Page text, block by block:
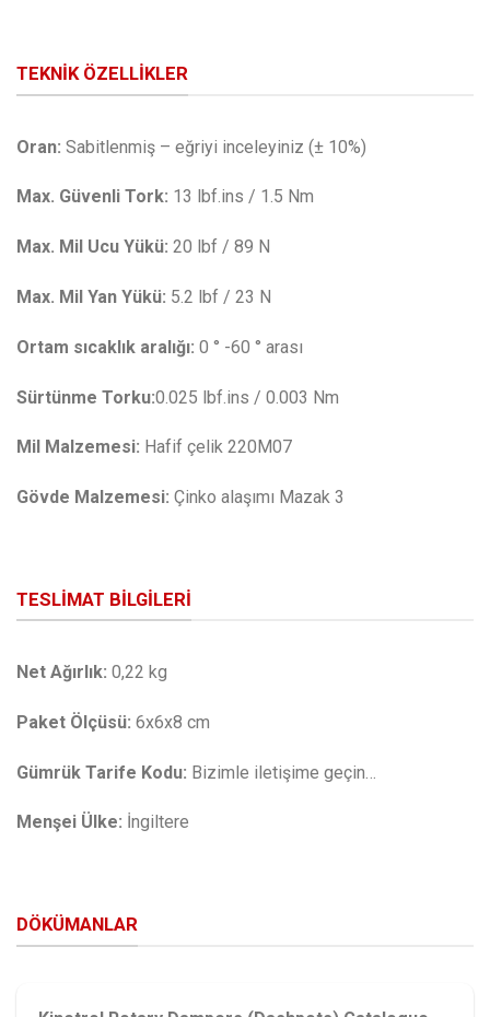
TEKNIK ÖZELLIKLER
Oran: Sabitlenmiş – eğriyi inceleyiniz (± 10%)
Max. Güvenli Tork: 13 lbf.ins / 1.5 Nm
Max. Mil Ucu Yükü: 20 lbf / 89 N
Max. Mil Yan Yükü: 5.2 lbf / 23 N
Ortam sıcaklık aralığı: 0 ° -60 ° arası
Sürtünme Torku:0.025 lbf.ins / 0.003 Nm
Mil Malzemesi: Hafif çelik 220M07
Gövde Malzemesi: Çinko alaşımı Mazak 3
TESLIMAT BILGILERI
Net Ağırlık: 0,22 kg
Paket Ölçüsü: 6x6x8 cm
Gümrük Tarife Kodu: Bizimle iletişime geçin…
Menşei Ülke: İngiltere
DÖKÜMANLAR